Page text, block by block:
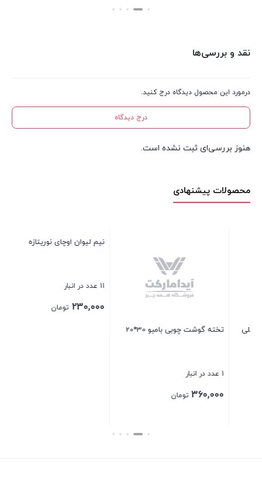
نقد و بررسی‌ها
درمورد این محصول دیدگاه درج کنید.
درج دیدگاه
هنوز بررسی‌ای ثبت نشده است.
محصولات پیشنهادی
نیم لیوان اوچای نوریتازه
11 عدد در انبار
230,000 تومان
فندک شعله اتمی بزرگ
5 عدد در انبار
250,000 تومان